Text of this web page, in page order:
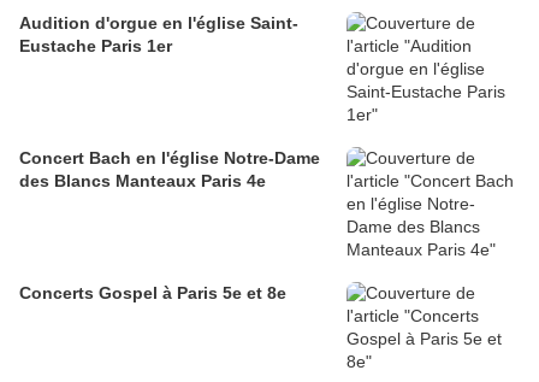
Audition d'orgue en l'église Saint-
Eustache Paris 1er
Concert Bach en l'église Notre-Dame
des Blancs Manteaux Paris 4e
Concerts Gospel à Paris 5e et 8e